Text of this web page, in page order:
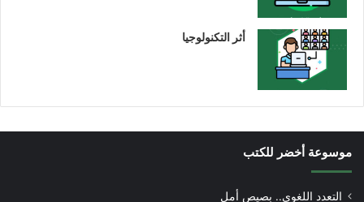
أثر التكنولوجيا
موسوعة أخضر للكتب
التعدد اللغوي.. بصيص أمل